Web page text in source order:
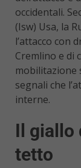
occidentali.
(Isw) Usa, la
l’attacco con
Cremlino e di
mobilitazione
segnali che
interne.
Il giallo
tetto